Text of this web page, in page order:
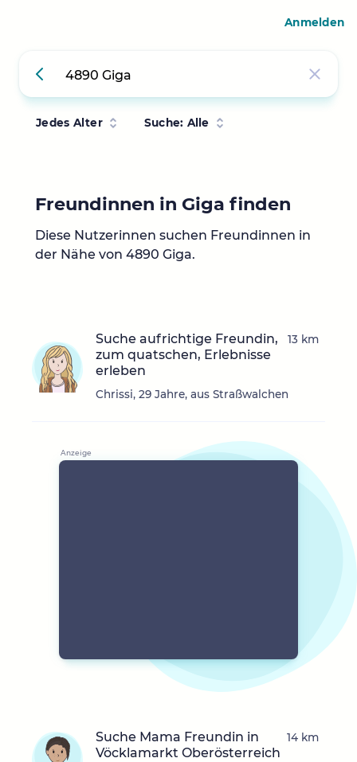
Jedes Alter Suche: Alle
Freundinnen in Giga finden
Diese Nutzerinnen suchen Freundinnen in
der Nähe von 4890 Giga.
Suche aufrichtige Freundin,
zum quatschen, Erlebnisse
erleben
Chrissi, 29 Jahre, aus Straßwalchen
13 km
Suche Mama Freundin in
Vöcklamarkt Oberösterreich
14 km
Anmelden